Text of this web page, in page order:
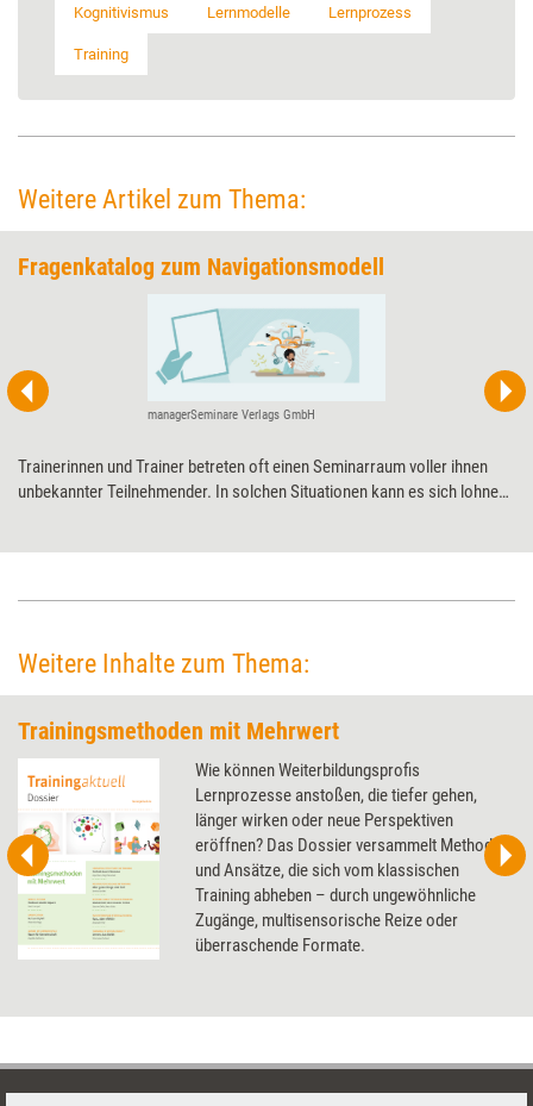
Kognitivismus Lernmodelle Lernprozess
Training
Weitere Artikel zum Thema:
Fragenkatalog zum Navigationsmodell
managerSeminare Verlags GmbH
Trainerinnen und Trainer betreten oft einen Seminarraum voller ihnen
unbekannter Teilnehmender. In solchen Situationen kann es sich lohnen,
Weitere Inhalte zum Thema:
Trainingsmethoden mit Mehrwert
Wie können Weiterbildungsprofis
Lernprozesse anstoßen, die tiefer gehen,
länger wirken oder neue Perspektiven
eröffnen? Das Dossier versammelt Methoden
und Ansätze, die sich vom klassischen
Training abheben – durch ungewöhnliche
Zugänge, multisensorische Reize oder
überraschende Formate.